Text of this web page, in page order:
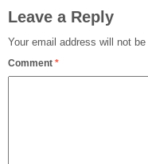
Leave a Reply
Your email address will not
Comment *